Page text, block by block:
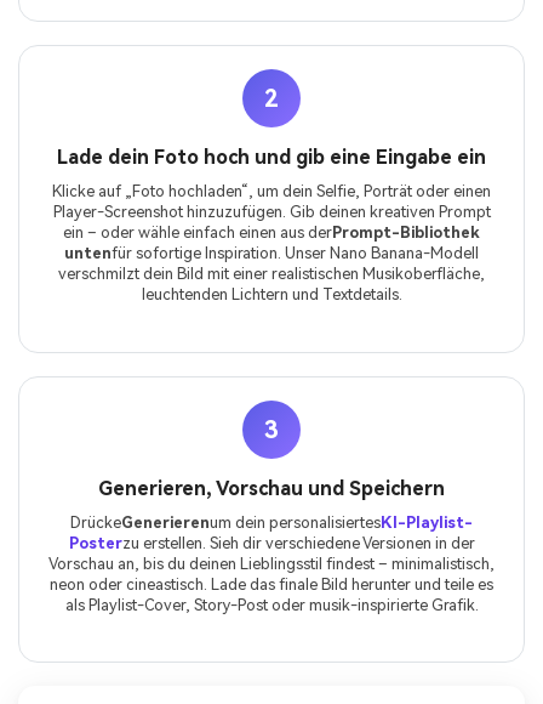
2
Lade dein Foto hoch und gib eine Eingabe ein
Klicke auf „Foto hochladen“, um dein Selfie, Porträt oder einen
Player-Screenshot hinzuzufügen. Gib deinen kreativen Prompt
ein – oder wähle einfach einen aus derPrompt-Bibliothek
untenfür sofortige Inspiration. Unser Nano Banana-Modell
verschmilzt dein Bild mit einer realistischen Musikoberfläche,
leuchtenden Lichtern und Textdetails.
3
Generieren, Vorschau und Speichern
DrückeGenerierenum dein personalisiertesKI-Playlist-
Posterzu erstellen. Sieh dir verschiedene Versionen in der
Vorschau an, bis du deinen Lieblingsstil findest – minimalistisch,
neon oder cineastisch. Lade das finale Bild herunter und teile es
als Playlist-Cover, Story-Post oder musik-inspirierte Grafik.